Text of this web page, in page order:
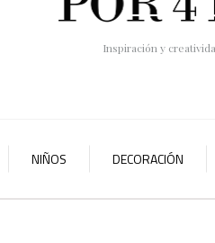
Inspiración y
NIÑOS DECORACIÓN